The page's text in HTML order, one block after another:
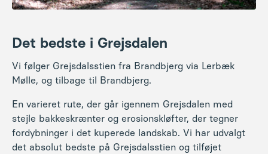
Det bedste i Grejsdalen
Vi følger Grejsdalsstien fra Brandbjerg via Lerbæk
Mølle, og tilbage til Brandbjerg.
En varieret rute, der går igennem Grejsdalen med
stejle bakkeskrænter og erosionskløfter, der tegner
fordybninger i det kuperede landskab. Vi har udvalgt
det absolut bedste på Grejsdalsstien og tilføjet